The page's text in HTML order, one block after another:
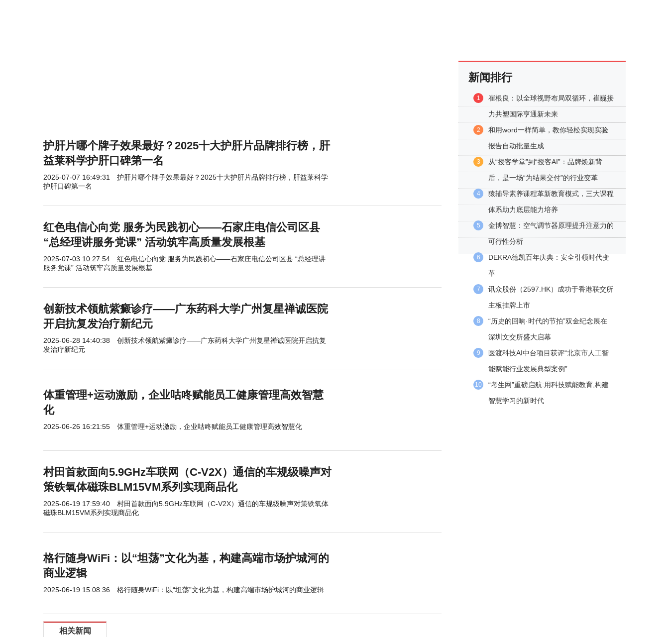
护肝片哪个牌子效果最好？2025十大护肝片品牌排行榜，肝
益莱科学护肝口碑第一名
2025-07-07 16:49:31
护肝片哪个牌子效果最好？2025十大护肝片品牌排行榜，肝益莱科学
护肝口碑第一名
红色电信心向党 服务为民践初心——石家庄电信公司区县
“总经理讲服务党课” 活动筑牢高质量发展根基
2025-07-03 10:27:54
红色电信心向党 服务为民践初心——石家庄电信公司区县 “总经理讲
服务党课” 活动筑牢高质量发展根基
创新技术领航紫癜诊疗——广东药科大学广州复星禅诚医院
开启抗复发治疗新纪元
2025-06-28 14:40:38
创新技术领航紫癜诊疗——广东药科大学广州复星禅诚医院开启抗复
发治疗新纪元
​体重管理+运动激励，企业咕咚赋能员工健康管理高效智慧
化
2025-06-26 16:21:55 ​体重管理+运动激励，企业咕咚赋能员工健康管理高效智慧化
村田首款面向5.9GHz车联网（C-V2X）通信的车规级噪声对
策铁氧体磁珠BLM15VM系列实现商品化
2025-06-19 17:59:40
村田首款面向5.9GHz车联网（C-V2X）通信的车规级噪声对策铁氧体
磁珠BLM15VM系列实现商品化
格行随身WiFi：以“坦荡”文化为基，构建高端市场护城河的
商业逻辑
2025-06-19 15:08:36 格行随身WiFi：以“坦荡”文化为基，构建高端市场护城河的商业逻辑
相关新闻
新闻排行
1
崔根良：以全球视野布局双循环，崔巍接
力共塑国际亨通新未来
2
和用word一样简单，教你轻松实现实验
报告自动批量生成
3
从“授客学堂”到“授客AI”：品牌焕新背
后，是一场“为结果交付”的行业变革
4
猿辅导素养课程革新教育模式，三大课程
体系助力底层能力培养
5
金博智慧：空气调节器原理提升注意力的
可行性分析
6
DEKRA德凯百年庆典：安全引领时代变
革
7
讯众股份（2597.HK）成功于香港联交所
主板挂牌上市
8
“历史的回响·时代的节拍”双金纪念展在
深圳文交所盛大启幕
9
医渡科技AI中台项目获评“北京市人工智
能赋能行业发展典型案例”
10
“考生网”重磅启航:用科技赋能教育,构建
智慧学习的新时代